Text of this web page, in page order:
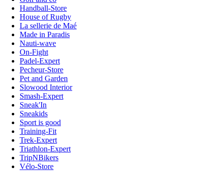
Handball-Store
House of Rugby
La sellerie de Maé
Made in Paradis
Nauti-wave
On-Fight
Padel-Expert
Pecheur-Store
Pet and Garden
Slowood Interior
Smash-Expert
Sneak'In
Sneakids
Sport is good
Training-Fit
Trek-Expert
Triathlon-Expert
TripNBikers
Vélo-Store